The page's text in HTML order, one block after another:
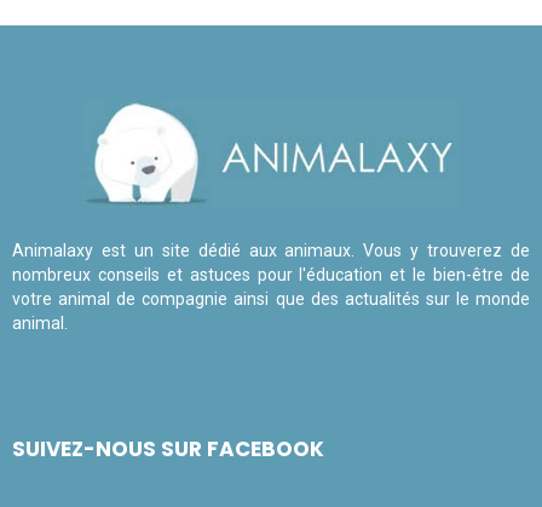
Animalaxy est un site dédié aux animaux. Vous y trouverez de
nombreux conseils et astuces pour l'éducation et le bien-être de
votre animal de compagnie ainsi que des actualités sur le monde
animal.
SUIVEZ-NOUS SUR FACEBOOK